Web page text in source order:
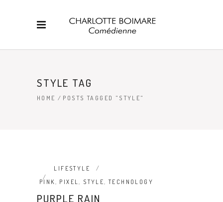
STYLE TAG
HOME / POSTS TAGGED "STYLE"
LIFESTYLE
PINK, PIXEL, STYLE,TECHNOLOGY
PURPLE RAIN